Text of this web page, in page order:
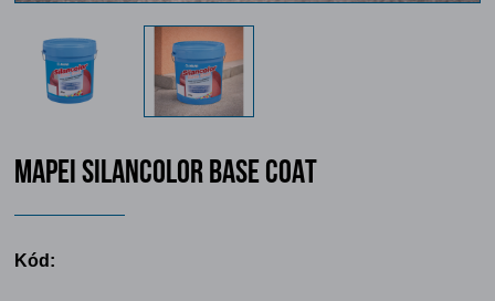
MAPEI SILANCOLOR BASE COAT
Kód: